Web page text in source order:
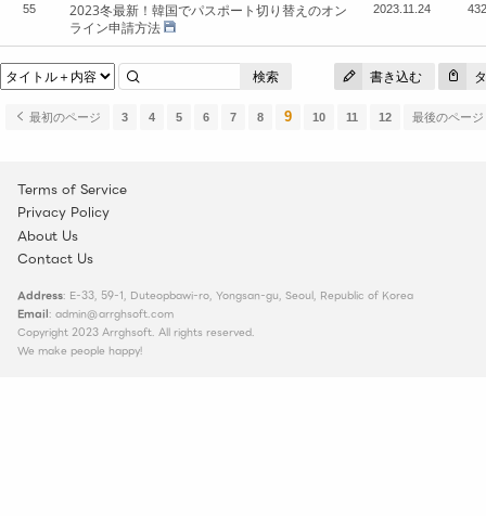
55
2023冬最新！韓国でパスポート切り替えのオン
ライン申請方法
2023.11.24 432
書き込む
検索
最初のページ 3 4 5 6 7 8 9 10 11 12 最後のページ
Terms of Service
Privacy Policy
About Us
Contact Us
Address: E-33, 59-1, Duteopbawi-ro, Yongsan-gu, Seoul, Republic of Korea
Email: admin@arrghsoft.com
Copyright 2023 Arrghsoft. All rights reserved.
We make people happy!